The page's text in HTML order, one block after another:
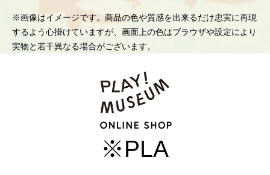
※画像はイメージです。商品の色や質感を出来るだけ忠実に再現
するよう心掛けていますが、画面上の色はブラウザや設定により
実物と若干異なる場合がございます。
※PLA